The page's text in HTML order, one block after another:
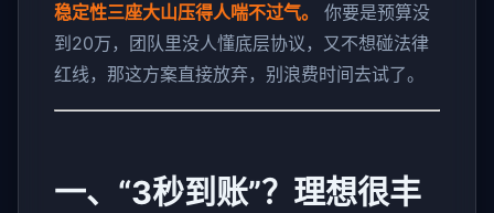
稳定性三座大山压得人喘不过气。
你要是预算没
到20万，团队里没人懂底层协议，又不想碰法律
红线，那这方案直接放弃，别浪费时间去试了。
一、“3秒到账”？理想很丰